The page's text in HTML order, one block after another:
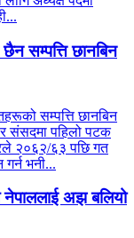
सम्पत्ति छानबिन
सम्पत्ति छानबिन
र संसदमा पहिलो पटक
२०६२/६३ पछि गत
भनी...
नेपाललाई अझ बलियो